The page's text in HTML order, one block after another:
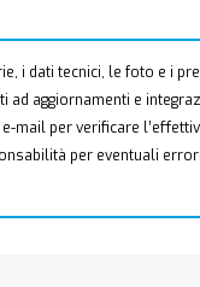
i dati tecnici, le foto e i
aggiornamenti e
mail per verificare
per eventuali